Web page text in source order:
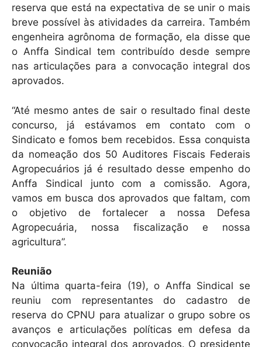
reserva que está na expectativa de se unir o mais
breve possível às atividades da carreira. Também
engenheira agrônoma de formação, ela disse que
o Anffa Sindical tem contribuído desde sempre
nas articulações para a convocação integral dos
aprovados.
“Até mesmo antes de sair o resultado final deste
concurso, já estávamos em contato com o
Sindicato e fomos bem recebidos. Essa conquista
da nomeação dos 50 Auditores Fiscais Federais
Agropecuários já é resultado desse empenho do
Anffa Sindical junto com a comissão. Agora,
vamos em busca dos aprovados que faltam, com
o objetivo de fortalecer a nossa Defesa
Agropecuária, nossa fiscalização e nossa
agricultura”.
Reunião
Na última quarta-feira (19), o Anffa Sindical se
reuniu com representantes do cadastro de
reserva do CPNU para atualizar o grupo sobre os
avanços e articulações políticas em defesa da
convocação integral dos aprovados. O presidente